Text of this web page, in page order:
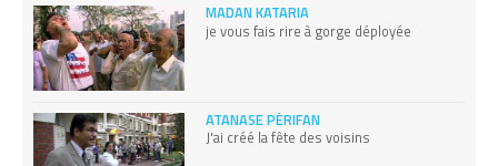
MADAN KATARIA
je vous fais rire à gorge déployée
ATANASE PÉRIFAN
J'ai créé la fête des voisins